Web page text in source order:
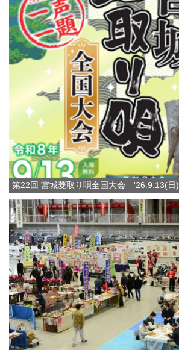
第22回 宮城菱取り唄全国大会 '26.9.13(日)